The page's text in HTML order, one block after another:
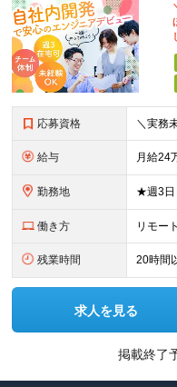
応募資格
給与
勤務地
働き方 リモー
残業時間 20時間
求人を見る
掲載終了